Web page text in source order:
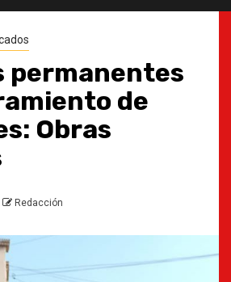
permanentes
de
Obras
Redacción